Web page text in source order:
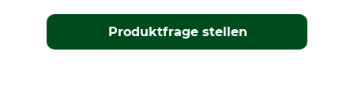
Produktfrage stellen